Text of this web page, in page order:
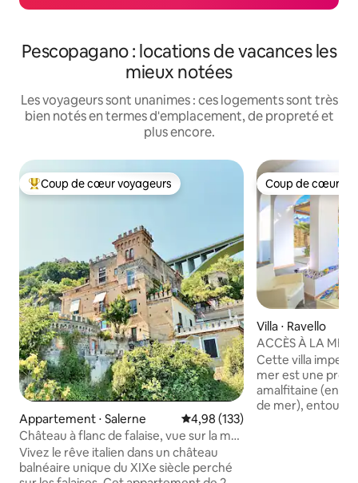
Pescopagano : locations de vacances les
mieux notées
Les voyageurs sont unanimes : ces logements sont très
bien notés en termes d'emplacement, de propreté et
plus encore.
Coups de cœur voyageurs les plus appréciés
Coup de cœur voyageurs
Appartement ⋅ Salerne Évaluation moyenne sur la
4,98 (133)
Château à flanc de falaise, vue sur la mer
de la côte amalfitaine
Vivez le rêve italien dans un château
balnéaire unique du XIXe siècle perché
Coup de cœur
Coup de cœur
Villa ⋅ Ravello
ACCÈS À LA
PARKING ☀️
Cette villa
mer est une
amalfitaine
de mer),